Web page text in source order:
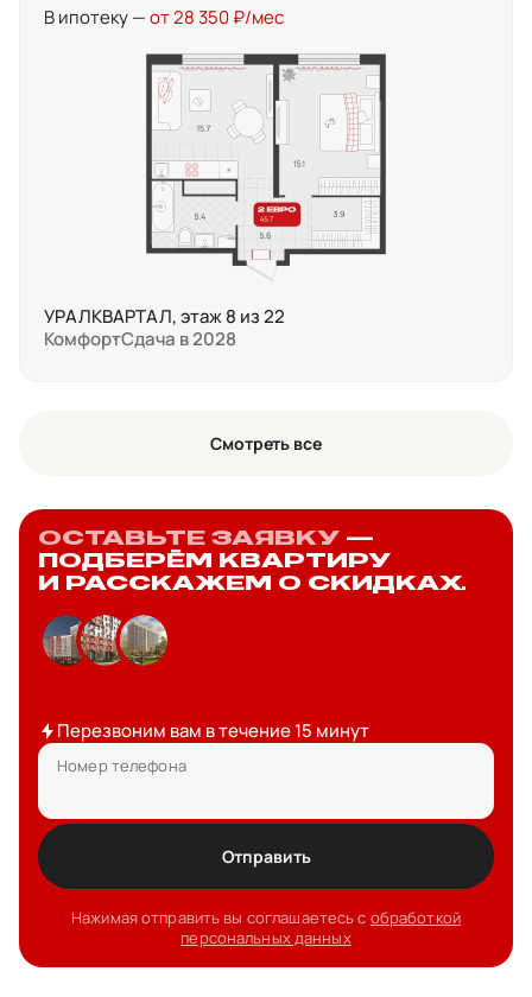
В ипотеку —от 28 350 ₽/мес
УРАЛКВАРТАЛ, этаж 8 из 22
КомфортСдача в 2028
Смотреть все
ОСТАВЬТЕ ЗАЯВКУ —
ПОДБЕРЁМ КВАРТИРУ
И РАССКАЖЕМ О СКИДКАХ.
Перезвоним вам в течение 15 минут
Номер телефона
Отправить
Нажимая отправить вы соглашаетесь с обработкой
персональных данных